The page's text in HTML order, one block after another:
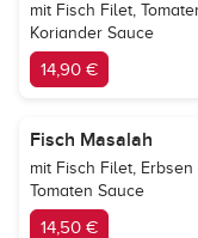
mit Fisch Filet,
Koriander Sauce
14,90 €
Fisch Masalah
mit Fisch Filet,
Tomaten Sauce
14,50 €